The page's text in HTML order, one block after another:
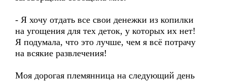
- Я хочу отдать все свои денежки из копилки
на угощения для тех деток, у которых их нет!
Я подумала, что это лучше, чем я всё потрачу
на всякие развлечения!
Моя дорогая племянница на следующий день